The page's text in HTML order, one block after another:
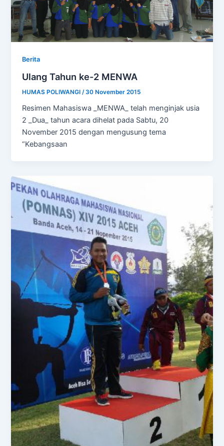
Berita
Ulang Tahun ke-2 MENWA
HUMAS POLIWANGI /30 November 2015
Resimen Mahasiswa _MENWA_ telah menginjak usia
2 _Dua_ tahun acara dihelat pada Sabtu, 20
November 2015 dengan mengusung tema
“Kebangsaan